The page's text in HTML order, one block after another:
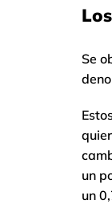
Se
un
un